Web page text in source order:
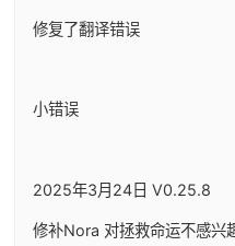
修复了翻译错误
小错误
2025年3月24日 V0.25.8
修补Nora 对拯救命运不感兴